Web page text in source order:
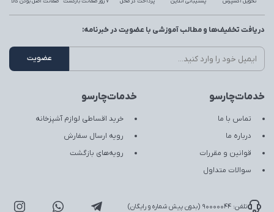
خدمات‌چارسو
تماس با ما
درباره ما
قوانین و مقررات
سوالات متداول
خدمات‌چارسو
خرید اقساطی لوازم آشپزخانه
رویه ارسال سفارش
رویه‌های بازگشت
دریافت تخفیف‌ها و مطالب آموزشی با عضویت در خبرنامه:
تلفن: 90000044 (بدون پیش شماره و رایگان)